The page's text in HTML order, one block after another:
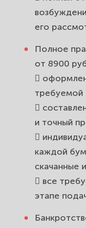
его
Полное
от 8900

требуемой

и точный

каждой
скачанные
 все
этапе